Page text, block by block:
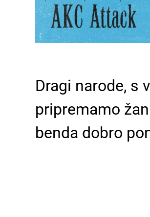
Dragi narode, s
pripremamo
benda dobro